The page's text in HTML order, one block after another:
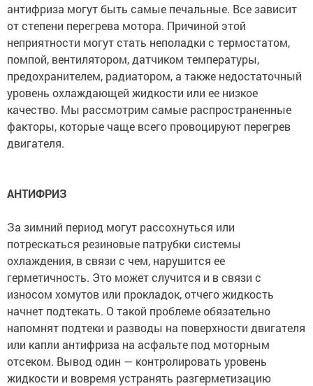
антифриза могут быть самые печальные. Все зависит
от степени перегрева мотора. Причиной этой
неприятности могут стать неполадки с термостатом,
помпой, вентилятором, датчиком температуры,
предохранителем, радиатором, а также недостаточный
уровень охлаждающей жидкости или ее низкое
качество. Мы рассмотрим самые распространенные
факторы, которые чаще всего провоцируют перегрев
двигателя.
АНТИФРИЗ
За зимний период могут рассохнуться или
потрескаться резиновые патрубки системы
охлаждения, в связи с чем, нарушится ее
герметичность. Это может случится и в связи с
износом хомутов или прокладок, отчего жидкость
начнет подтекать. О такой проблеме обязательно
напомнят подтеки и разводы на поверхности двигателя
или капли антифриза на асфальте под моторным
отсеком. Вывод один — контролировать уровень
жидкости и вовремя устранять разгерметизацию